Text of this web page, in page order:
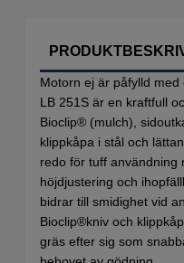
Motorn ej är påfylld med
LB 251S är en kraftfull
Bioclip® (mulch),
klippkåpa i stål och
redo för tuff användning
höjdjustering och
bidrar till smidighet vid
Bioclip®kniv och
gräs efter sig som